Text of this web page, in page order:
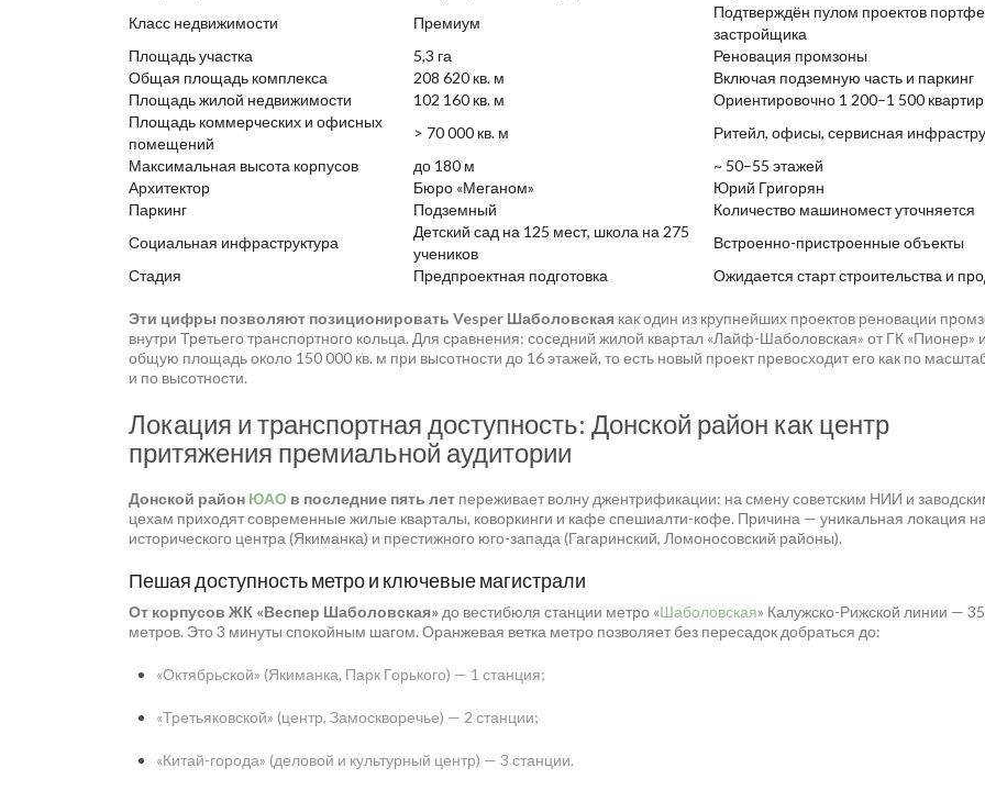
Класс недвижимости
Премиум
Подтверждён пулом проектов
застройщика
Площадь участка
5,3 га
Реновация промзоны
Общая площадь комплекса
208 620 кв. м
Включая подземную часть и паркинг
Площадь жилой недвижимости
102 160 кв. м
Ориентировочно 1 200–1 500 квартир
Площадь коммерческих и офисных
помещений
> 70 000 кв. м
Ритейл, офисы, сервисная
Максимальная высота корпусов
до 180 м
~ 50–55 этажей
Архитектор
Бюро «Меганом»
Юрий Григорян
Паркинг
Подземный
Количество машиномест уточняется
Социальная инфраструктура
Детский сад на 125 мест, школа на 275
учеников
Встроенно-пристроенные объекты
Стадия
Предпроектная подготовка Ожидается старт строительства и
Эти цифры позволяют позиционировать Vesper Шаболовская как один из крупнейших проектов реновации
внутри Третьего транспортного кольца. Для сравнения: соседний жилой квартал «Лайф-Шаболовская» от ГК «Пионер»
общую площадь около 150 000 кв. м при высотности до 16 этажей, то есть новый проект превосходит его как по
и по высотности.
Локация и транспортная доступность: Донской район как центр
притяжения премиальной аудитории
Донской район ЮАО в последние пять лет переживает волну джентрификации: на смену советским НИИ и
цехам приходят современные жилые кварталы, коворкинги и кафе спешиалти-кофе. Причина — уникальная локация
исторического центра (Якиманка) и престижного юго-запада (Гагаринский, Ломоносовский районы).
Пешая доступность метро и ключевые магистрали
От корпусов ЖК «Веспер Шаболовская» до вестибюля станции метро «Шаболовская» Калужско-Рижской линии —
метров. Это 3 минуты спокойным шагом. Оранжевая ветка метро позволяет без пересадок добраться до:
«Октябрьской» (Якиманка, Парк Горького) — 1 станция;
«Третьяковской» (центр, Замоскворечье) — 2 станции;
«Китай-города» (деловой и культурный центр) — 3 станции.